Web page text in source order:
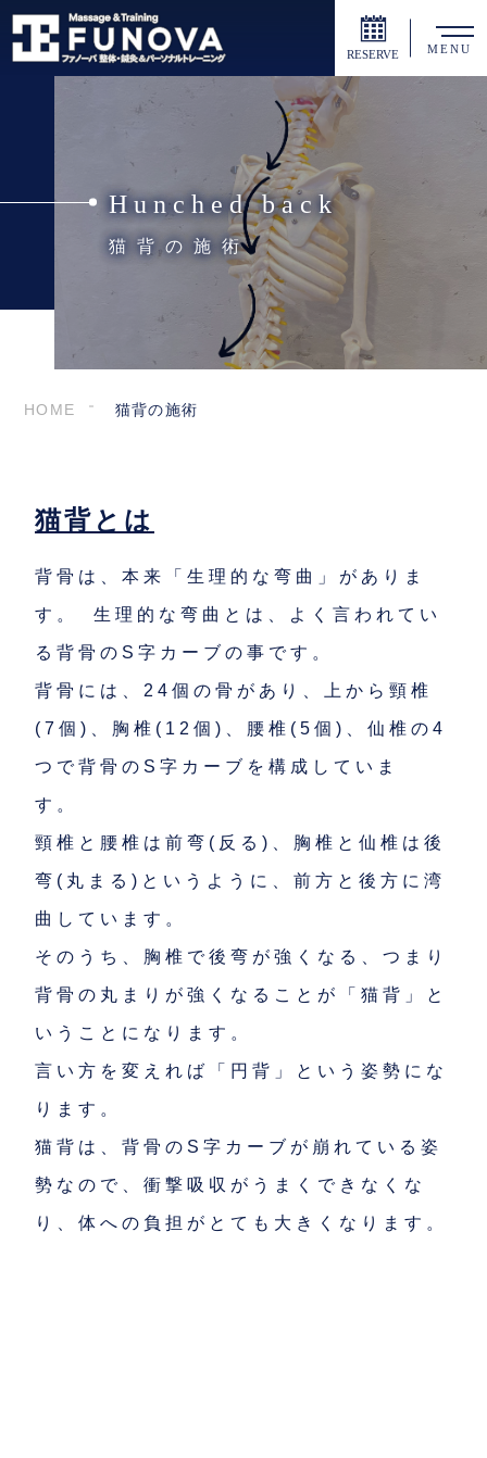
RESERVE MENU
Hunched back
猫背の施術
HOME 猫背の施術
猫背とは
背骨は、本来「生理的な弯曲」がありま
す。 生理的な弯曲とは、よく言われてい
る背骨のS字カーブの事です。
背骨には、24個の骨があり、上から頸椎
(7個)、胸椎(12個)、腰椎(5個)、仙椎の4
つで背骨のS字カーブを構成していま
す。
頸椎と腰椎は前弯(反る)、胸椎と仙椎は後
弯(丸まる)というように、前方と後方に湾
曲しています。
そのうち、胸椎で後弯が強くなる、つまり
背骨の丸まりが強くなることが「猫背」と
いうことになります。
言い方を変えれば「円背」という姿勢にな
ります。
猫背は、背骨のS字カーブが崩れている姿
勢なので、衝撃吸収がうまくできなくな
り、体への負担がとても大きくなります。